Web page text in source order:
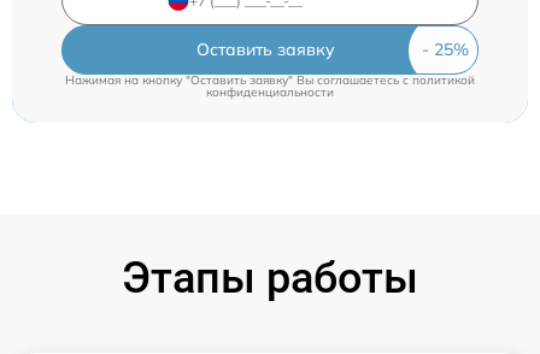
Оставить заявку
Нажимая на кнопку "Оставить заявку" Вы соглашаетесь c политикой
конфиденциальности
Этапы работы